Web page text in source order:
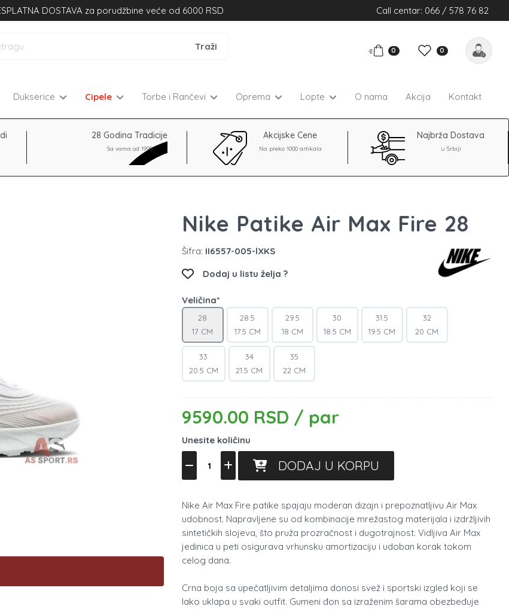
DOSTAVA za porudžbine veće od 6000 RSD Call centar: 066 / 578 76 82
0 0
Dukserice Cipele Torbe i Rančevi Oprema Lopte O nama Akcija Kontakt
28 Godina Tradicije
Sa vama od 1995
Akcijske Cene
Na preko 1000 artikala
Najbrža Dostava
u Srbiji
Nike Patike Air Max Fire 28
Šifra: II6557-005-lXKS
Dodaj u listu želja ?
Veličina*
28
17 CM
28.5
17.5 CM
29.5
18 CM
30
18.5 CM
31.5
19.5 CM
32
20 CM
33
20.5 CM
34
21.5 CM
35
22 CM
9590.00 RSD / par
Unesite količinu
DODAJ U KORPU
Nike Air Max Fire patike spajaju moderan dizajn i prepoznatljivu Air Max
udobnost. Napravljene su od kombinacije mrežastog materijala i izdržljivih
sintetičkih slojeva, što pruža prozračnost i dugotrajnost. Vidljiva Air Max
jedinica u peti osigurava vrhunsku amortizaciju i udoban korak tokom
celog dana.
Crna boja sa upečatljivim detaljima donosi svež i sportski izgled koji se
lako uklapa u svaki outfit. Gumeni đon sa izraženim šarama obezbeđuje